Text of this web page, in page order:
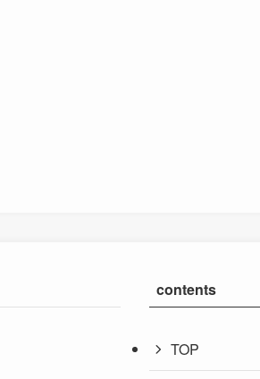
contents
TOP